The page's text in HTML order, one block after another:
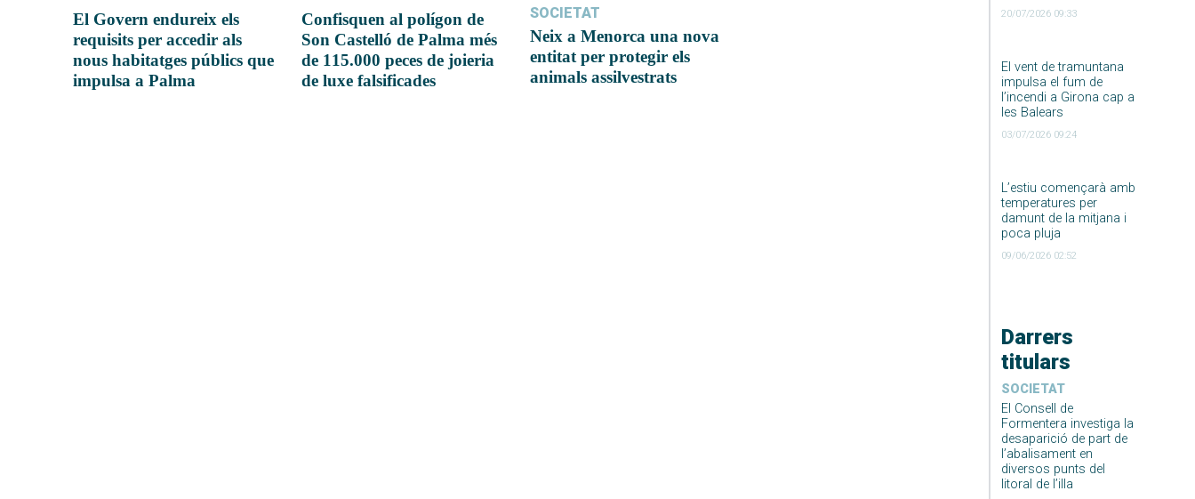
20/07/2026 09:33
El vent de tramuntana
impulsa el fum de
l’incendi a Girona cap a
les Balears
03/07/2026 09:24
L’estiu començarà amb
temperatures per
damunt de la mitjana i
poca pluja
09/06/2026 02:52
Darrers
titulars
SOCIETAT
El Consell de
Formentera investiga la
desaparició de part de
l’abalisament en
diversos punts del
litoral de l’illa
El Govern endureix els
requisits per accedir als
nous habitatges públics que
impulsa a Palma
Confisquen al polígon de
Son Castelló de Palma més
de 115.000 peces de joieria
de luxe falsificades
SOCIETAT
Neix a Menorca una nova
entitat per protegir els
animals assilvestrats